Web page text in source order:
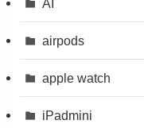
AI
airpods
apple watch
iPadmini